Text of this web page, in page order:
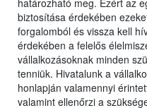
határozható meg. Ezért az
biztosítása érdekében
forgalomból és vissza kell
érdekében a felelős
vállalkozásoknak minden
tenniük. Hivatalunk a
honlapján valamennyi
valamint ellenőrzi a